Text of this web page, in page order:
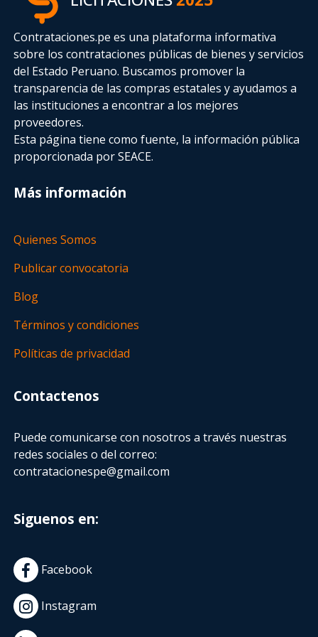
Contrataciones.pe es una plataforma informativa
sobre los contrataciones públicas de bienes y servicios
del Estado Peruano. Buscamos promover la
transparencia de las compras estatalesy ayudamos a
las instituciones a encontrar a los mejores
proveedores.
Esta página tiene como fuente, la información pública
proporcionada por SEACE.
Más información
Quienes Somos
Publicar convocatoria
Blog
Términos y condiciones
Políticas de privacidad
Contactenos
Puede comunicarse con nosotros a través nuestras
redes sociales o del correo:
contratacionespe@gmail.com
Siguenos en:
Facebook
Instagram